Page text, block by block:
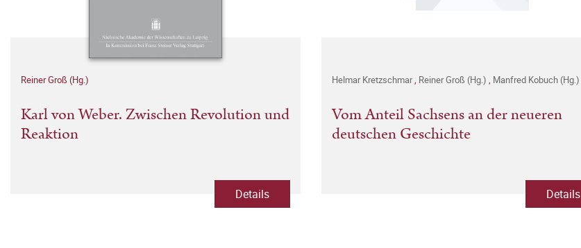
Reiner Groß (Hg.)
Karl von Weber. Zwischen Revolution und
Reaktion
Details
Helmar Kretzschmar Reiner Groß (Hg.) Manfred Kobuch (Hg.)
Vom Anteil Sachsens an der neueren
deutschen Geschichte
Details